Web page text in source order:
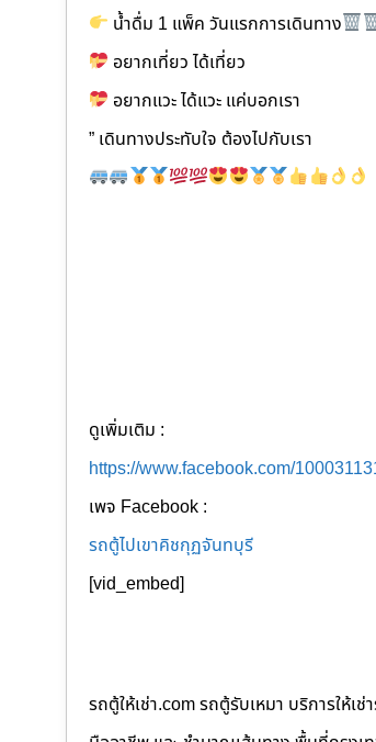
น้ำดื่ม 1 แพ็ค วันแรกการเดินทาง
อยากเที่ยว ได้เที่ยว
อยากแวะ ได้แวะ แค่บอกเรา
” เดินทางประทับใจ ต้องไปกับเรา
ดูเพิ่มเติม :
https://www.facebook.com/
เพจ Facebook :
รถตู้ไปเขาคิชกุฏจันทบุรี
[vid_embed]
รถตู้ให้เช่า.com รถตู้รับเหมา บริการให้